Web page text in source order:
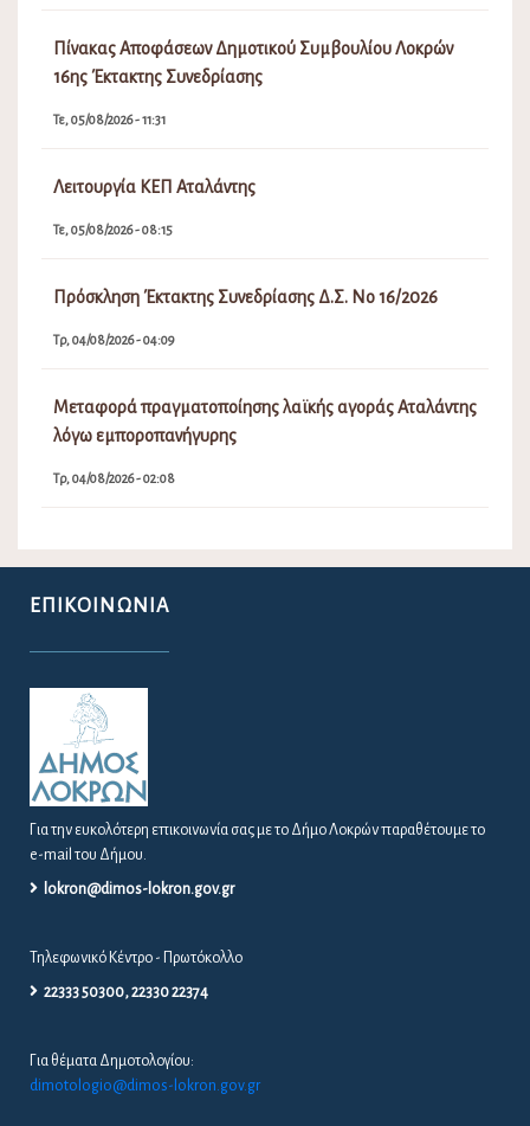
Πίνακας Αποφάσεων Δημοτικού Συμβουλίου Λοκρών
16ης Έκτακτης Συνεδρίασης
Τε, 05/08/2026 - 11:31
Λειτουργία ΚΕΠ Αταλάντης
Τε, 05/08/2026 - 08:15
Πρόσκληση Έκτακτης Συνεδρίασης Δ.Σ. Νο 16/2026
Τρ, 04/08/2026 - 04:09
Μεταφορά πραγματοποίησης λαϊκής αγοράς Αταλάντης
λόγω εμποροπανήγυρης
Τρ, 04/08/2026 - 02:08
ΕΠΙΚΟΙΝΩΝΊΑ
Για την ευκολότερη επικοινωνία σας με το Δήμο Λοκρών παραθέτουμε το
e-mail του Δήμου.
lokron@dimos-lokron.gov.gr
Τηλεφωνικό Κέντρο - Πρωτόκολλο
22333 50300, 22330 22374
Για θέματα Δημοτολογίου:
dimotologio@dimos-lokron.gov.gr